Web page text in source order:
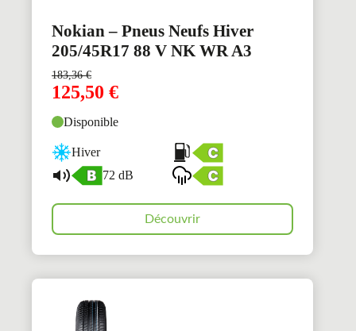
Nokian – Pneus Neufs Hiver
205/45R17 88 V NK WR A3
183,36€
125,50 €
Disponible
Hiver
72 dB
Découvrir